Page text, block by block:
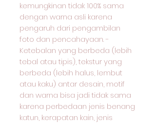
kemungkinan tidak 100% sama
dengan warna asli karena
pengaruh dari pengambilan
foto dan pencahayaan. -
Ketebalan yang berbeda (lebih
tebal atau tipis), tekstur yang
berbeda (lebih halus, lembut
atau kaku) antar desain, motif
dan warna bisa jadi tidak sama
karena perbedaan jenis benang
katun, kerapatan kain, jenis